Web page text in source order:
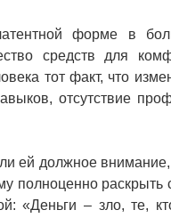
форме в
средств для
тот факт, что
отсутствие
ей должное
полноценно
«Деньги – зло, те,